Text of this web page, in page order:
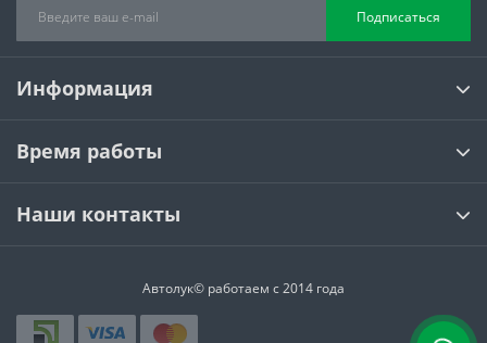
Подписаться
Информация
Время работы
Наши контакты
Автолук© работаем с 2014 года